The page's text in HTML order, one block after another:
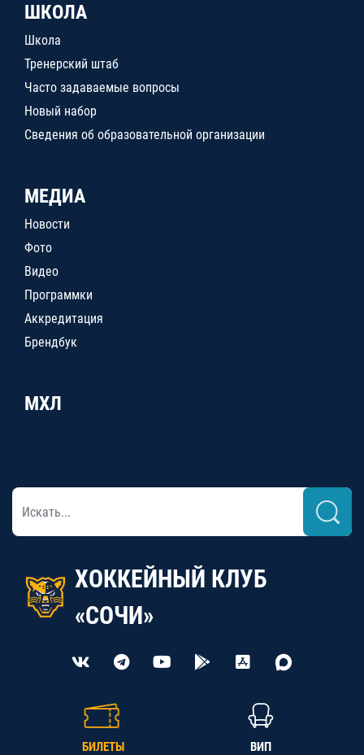
ШКОЛА
Школа
Тренерский штаб
Часто задаваемые вопросы
Новый набор
Сведения об образовательной организации
МЕДИА
Новости
Фото
Видео
Программки
Аккредитация
Брендбук
МХЛ
ХОККЕЙНЫЙ КЛУБ
«СОЧИ»
БИЛЕТЫ ВИП